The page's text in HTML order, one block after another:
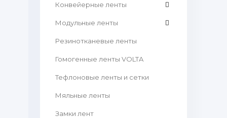
Конвейерные ленты
Модульные ленты
Резинотканевые ленты
Гомогенные ленты VOLTA
Тефлоновые ленты и сетки
Мяльные ленты
Замки лент